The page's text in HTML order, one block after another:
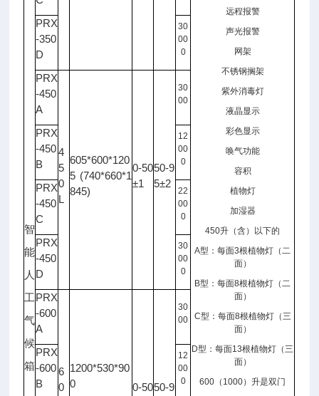
智
能
人
工
气
候
箱
远程报警
声光报警
网架
不锈钢搁架
紫外消毒灯
液晶显示
彩色显示
唤气功能
容积
植物灯
加湿器
450升（含）以下的
A型：每面3根植物灯（二
面）
B型：每面8根植物灯（二
面）
C型：每面8根植物灯（三
面）
D型：每面13根植物灯（三
面）
600 （ 1000）升是双门
PRX
-350
D
30
00
0
PRX
-450
A
4
5
0
L
605*600*120
5 (740*660*1
845)
0-50
±1
50-9
5±2
30
00
PRX
-450
B
12
00
0
PRX
-450
C
22
00
0
PRX
-450
D
30
00
0
PRX
-600
A
6
0
1200*530*90
0
0-5050-9
30
00
PRX
-600
B
12
00
0